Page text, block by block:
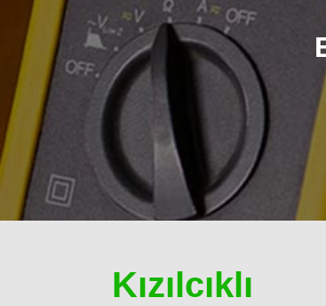
Kızılcıklı